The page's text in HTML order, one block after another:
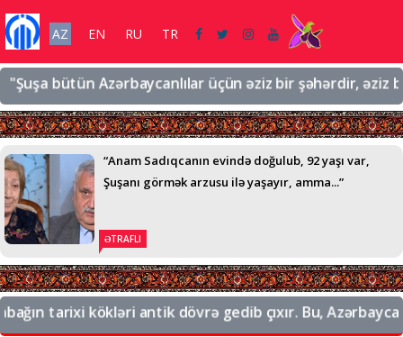
AZ EN RU TR
bütün Azərbaycanlılar üçün əziz bir şəhərdir, əziz bir
“Anam Sadıqcanın evində doğulub, 92 yaşı var,
Şuşanı görmək arzusu ilə yaşayır, amma...”
ƏTRAFLI
tarixi kökləri antik dövrə gedib çıxır. Bu,